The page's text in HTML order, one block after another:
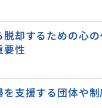
脱却するための心
要性
を支援する団体や